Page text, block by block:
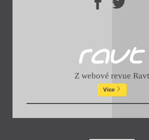
Z webové revue Ravt
Více